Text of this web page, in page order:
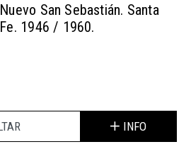
Nuevo San Sebastián. Santa
Fe. 1946 / 1960.
INFO